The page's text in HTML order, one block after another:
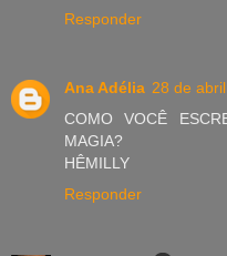
Responder
Ana Adélia 28 de
COMO VOCÊ
MAGIA?
HÊMILLY
Responder